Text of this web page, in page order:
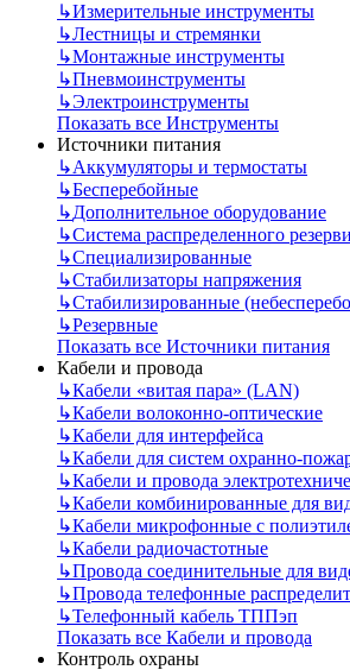
↳Измерительные инструменты
↳Лестницы и стремянки
↳Монтажные инструменты
↳Пневмоинструменты
↳Электроинструменты
Показать все Инструменты
Источники питания
↳Аккумуляторы и термостаты
↳Бесперебойные
↳Дополнительное оборудование
↳Система распределенного
↳Специализированные
↳Стабилизаторы напряжения
↳Стабилизированные
↳Резервные
Показать все Источники питания
Кабели и провода
↳Кабели «витая пара» (LAN)
↳Кабели волоконно-оптические
↳Кабели для интерфейса
↳Кабели для систем охранно-
↳Кабели и провода
↳Кабели комбинированные для
↳Кабели микрофонные с
↳Кабели радиочастотные
↳Провода соединительные для
↳Провода телефонные
↳Телефонный кабель ТППэп
Показать все Кабели и провода
Контроль охраны